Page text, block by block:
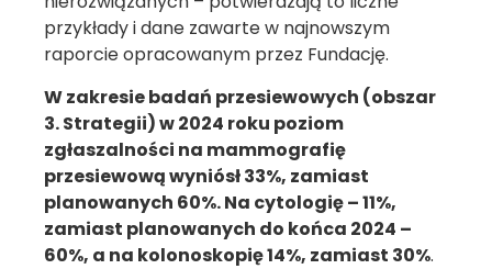
przykłady i dane zawarte w najnowszym
raporcie opracowanym przez Fundację.
W zakresie badań przesiewowych (obszar
3. Strategii) w 2024 roku poziom
zgłaszalności na mammografię
przesiewową wyniósł 33%, zamiast
planowanych 60%. Na cytologię – 11%,
zamiast planowanych do końca 2024 –
60%, a na kolonoskopię 14%, zamiast 30%.